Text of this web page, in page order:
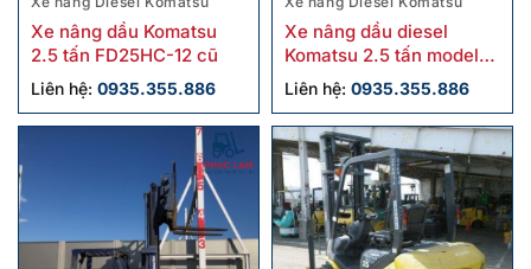
Xe nâng dầu Komatsu
2.5 tấn FD25HC-12 cũ
Liên hệ: 0935.355.886
Xe nâng dầu diesel
Komatsu 2.5 tấn model
FD25W-16 cũ
Liên hệ: 0935.355.886